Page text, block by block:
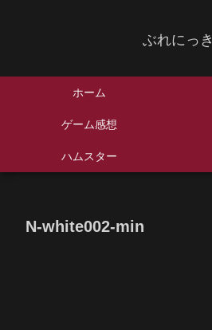
ぶれにっき
ホーム
ゲーム感想
ハムスター
N-white002-min